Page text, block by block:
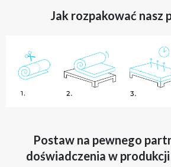
Jak rozpakować nasz
Postaw na pewnego
doświadczenia w